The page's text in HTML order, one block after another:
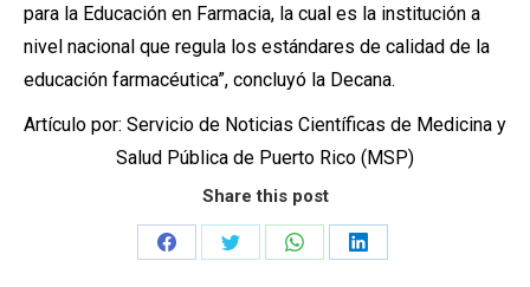
para la Educación en Farmacia, la cual es la institución a
nivel nacional que regula los estándares de calidad de la
educación farmacéutica”, concluyó la Decana.
Artículo por: Servicio de Noticias Científicas de Medicina y
Salud Pública de Puerto Rico (MSP)
Share this post
Share
Share
Share
Share